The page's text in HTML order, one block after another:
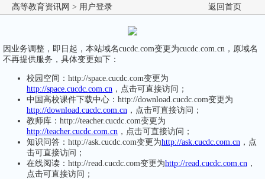
高等教育资讯网 > 用户登录 返回首页
因业务调整，即日起，本站域名cucdc.com变更为cucdc.com.cn，原域名
不再提供服务，具体变更如下：
校园空间：http://space.cucdc.com变更为
http://space.cucdc.com.cn ，点击可直接访问；
中国高校课件下载中心：http://download.cucdc.com变更为
http://download.cucdc.com.cn ，点击可直接访问；
教师库：http://teacher.cucdc.com变更为
http://teacher.cucdc.com.cn ，点击可直接访问；
知识问答：http://ask.cucdc.com变更为http://ask.cucdc.com.cn ，点
击可直接访问；
在线阅读：http://read.cucdc.com变更为http://read.cucdc.com.cn ，
点击可直接访问；